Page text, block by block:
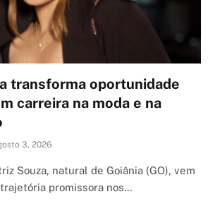
transforma oportunidade
carreira na moda e na
3, 2026
Souza, natural de Goiânia (GO), vem
promissora nos…